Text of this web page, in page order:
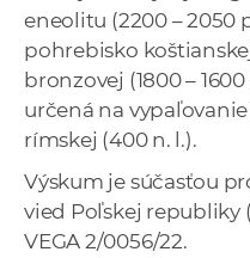
eneolitu (2200 – 2050
pohrebisko
bronzovej (1800 –
určená na
rímskej (400 n. l.).
Výskum je súčasťou
vied Poľskej republiky
VEGA 2/0056/22.